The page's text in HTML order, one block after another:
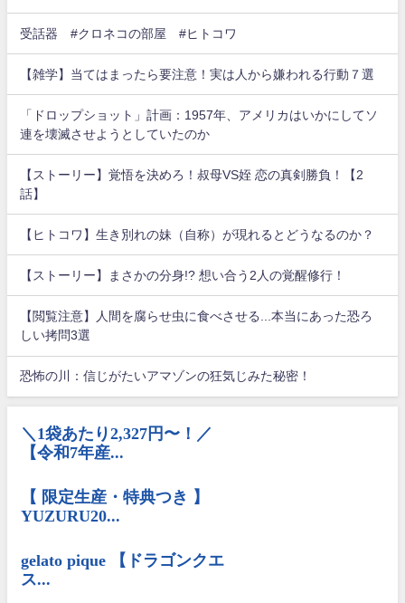
受話器 #クロネコの部屋 #ヒトコワ
【雑学】当てはまったら要注意！実は人から嫌われる行動７選
「ドロップショット」計画：1957年、アメリカはいかにしてソ
連を壊滅させようとしていたのか
【ストーリー】覚悟を決めろ！叔母VS姪 恋の真剣勝負！【2
話】
【ヒトコワ】生き別れの妹（自称）が現れるとどうなるのか？
【ストーリー】まさかの分身!? 想い合う2人の覚醒修行！
【閲覧注意】人間を腐らせ虫に食べさせる...本当にあった恐ろ
しい拷問3選
恐怖の川：信じがたいアマゾンの狂気じみた秘密！